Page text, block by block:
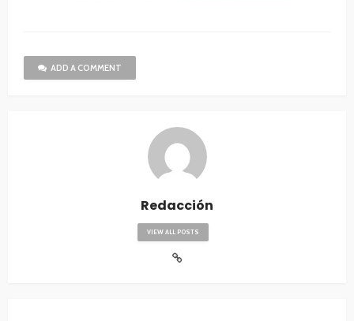
ADD A COMMENT
Redacción
VIEW ALL POSTS